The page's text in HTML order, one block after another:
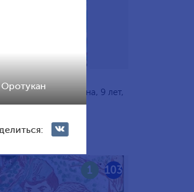
Виктория Игоревна, 9 лет,
Балашиха
103
1